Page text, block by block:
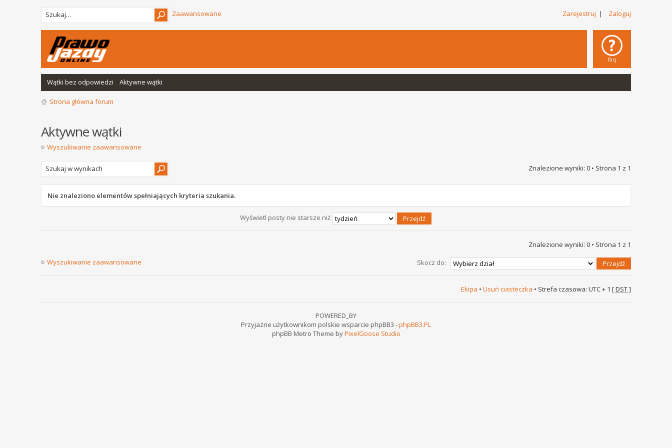
Zarejestruj | Zaloguj
Zaawansowane
faq
Wątki bez odpowiedzi Aktywne wątki
Strona główna forum
Aktywne wątki
Wyszukiwanie zaawansowane
Znalezione wyniki: 0 • Strona 1 z 1
Nie znaleziono elementów spełniających kryteria szukania.
Wyświetl posty nie starsze niż
Znalezione wyniki: 0 • Strona 1 z 1
Wyszukiwanie zaawansowane
Skocz do:
Ekipa • Usuń ciasteczka • Strefa czasowa: UTC + 1 [DST]
POWERED_BY
Przyjazne użytkownikom polskie wsparcie phpBB3 -phpBB3.PL
phpBB Metro Theme byPixelGoose Studio